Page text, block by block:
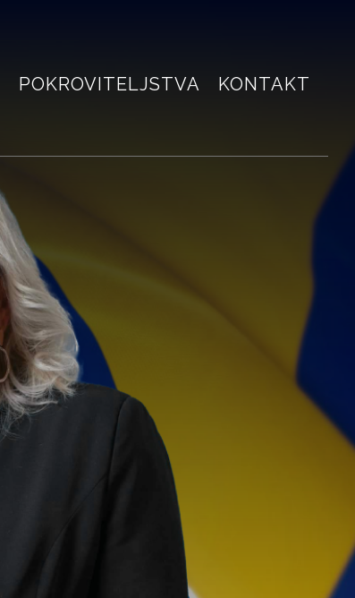
POKROVITELJSTVA KONTAKT